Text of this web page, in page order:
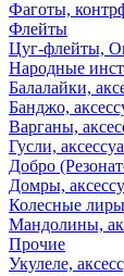
Фаготы,
Флейты
Цуг-флейты,
Народные
Балалайки,
Банджо,
Варганы,
Гусли,
Добро
Домры,
Колесные лиры
Мандолины,
Прочие
Укулеле,